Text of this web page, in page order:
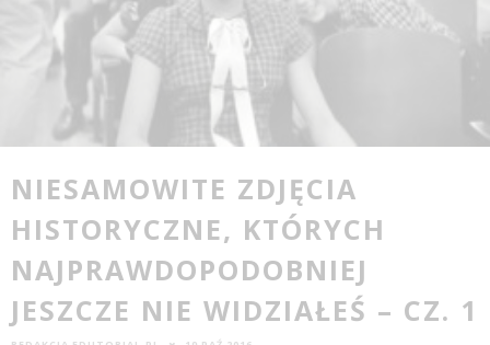
NIESAMOWITE ZDJĘCIA
HISTORYCZNE, KTÓRYCH
NAJPRAWDOPODOBNIEJ
JESZCZE NIE WIDZIAŁEŚ – CZ. 1